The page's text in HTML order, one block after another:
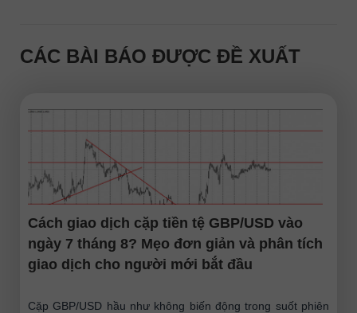
CÁC BÀI BÁO ĐƯỢC ĐỀ XUẤT
Cách giao dịch cặp tiền tệ GBP/USD vào
ngày 7 tháng 8? Mẹo đơn giản và phân tích
giao dịch cho người mới bắt đầu
Cặp GBP/USD hầu như không biến động trong suốt phiên